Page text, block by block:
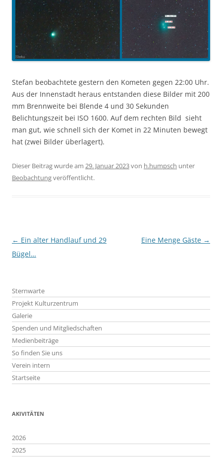
Stefan beobachtete gestern den Kometen gegen 22:00 Uhr.
Aus der Innenstadt heraus entstanden diese Bilder mit 200
mm Brennweite bei Blende 4 und 30 Sekunden
Belichtungszeit bei ISO 1600. Auf dem rechten Bild sieht
man gut, wie schnell sich der Komet in 22 Minuten bewegt
hat (zwei Bilder überlagert).
Dieser Beitrag wurde am 29. Januar 2023von h.humpsch unter
Beobachtungveröffentlicht.
Beitragsnavigation
← Ein alter Handlauf und 29
Bügel…
Eine Menge Gäste →
Sternwarte
Projekt Kulturzentrum
Galerie
Spenden und Mitgliedschaften
Medienbeiträge
So finden Sie uns
Verein intern
Startseite
AKIVITÄTEN
2026
2025